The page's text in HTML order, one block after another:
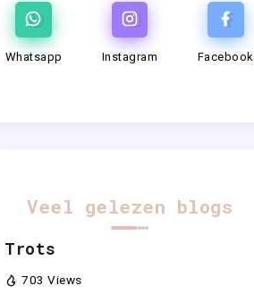
Whatsapp Instagram Facebook
Veel gelezen blogs
Trots
703 Views